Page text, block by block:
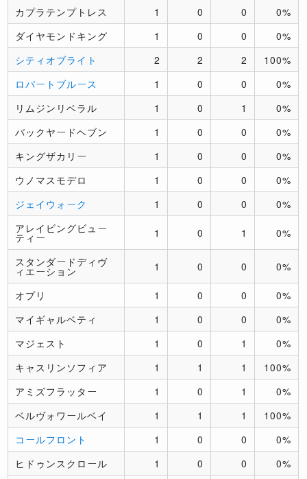
カプラテンプトレス
1 0 0
0%
ダイヤモンドキング
1 0 0
0%
シティオブライト
2 2 2
100%
ロバートブルース
1 0 0
0%
リムジンリベラル
1 0 1
0%
バックヤードヘブン
1 0 0
0%
キングザカリー
1 0 0
0%
ウノマスモデロ
1 0 0
0%
ジェイウォーク
1 0 0
0%
アレイビングビュー
ティー 1 0 1 0%
スタンダードディヴ
ィエーション 1 0 0 0%
オプリ 1 0 0
0%
マイギャルベティ
1 0 0
0%
マジェスト
1 0 1
0%
キャスリンソフィア
1 1 1
100%
アミズフラッター
1 0 1
0%
ベルヴォワールベイ
1 1 1
100%
コールフロント
1 0 0
0%
ヒドゥンスクロール
1 0 0
0%